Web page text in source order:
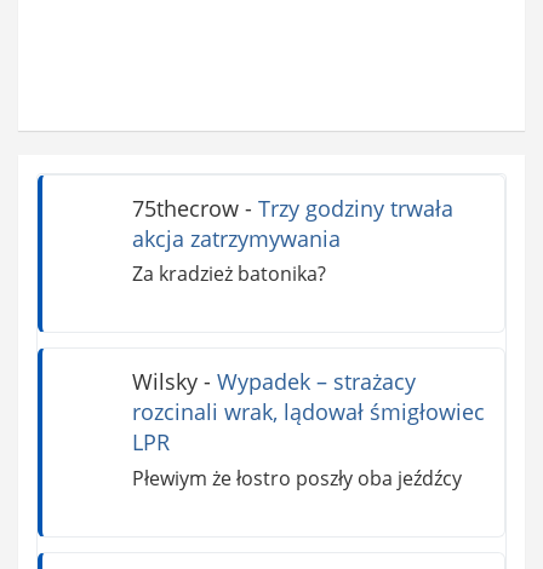
75thecrow- Trzy godziny trwała
akcja zatrzymywania
Za kradzież batonika?
Wilsky- Wypadek – strażacy
rozcinali wrak, lądował śmigłowiec
LPR
Płewiym że łostro poszły oba jeźdźcy